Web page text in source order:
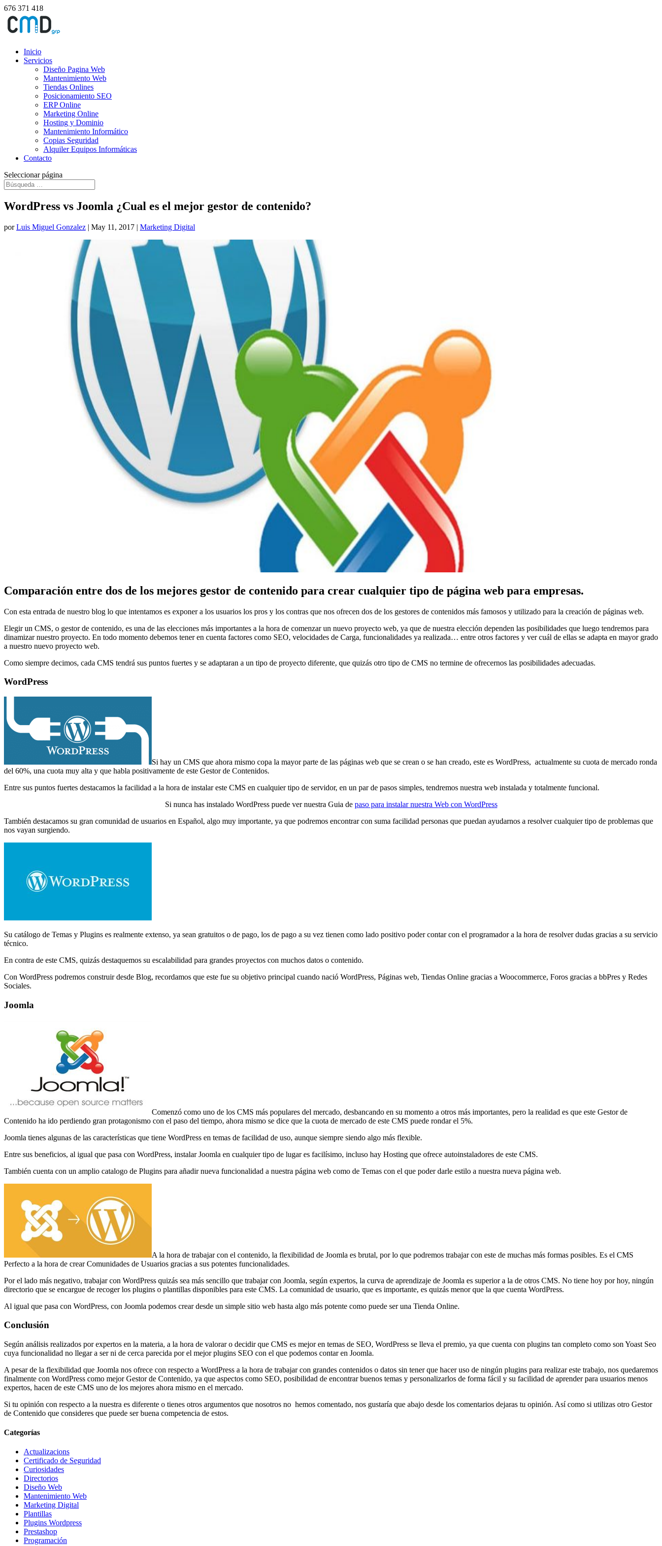
676 371 418
Inicio
Servicios
Diseño Pagina Web
Mantenimiento Web
Tiendas Onlines
Posicionamiento SEO
ERP Online
Marketing Online
Hosting y Dominio
Mantenimiento Informático
Copias Seguridad
Alquiler Equipos Informáticas
Contacto
Seleccionar página
WordPress vs Joomla ¿Cual es el mejor gestor de contenido?
porLuis Miguel Gonzalez | May 11, 2017 | Marketing Digital
Comparación entre dos de los mejores gestor de contenido para crear cualquier tipo de página web para empresas.
Con esta entrada de nuestro blog lo que intentamos es exponer a los usuarios los pros y los contras que nos ofrecen dos de los gestores de contenidos más famosos y utilizado para la creación de páginas web.
Elegir un CMS, o gestor de contenido, es una de las elecciones más importantes a la hora de comenzar un nuevo proyecto web, ya que de nuestra elección dependen las posibilidades que luego tendremos para
dinamizar nuestro proyecto. En todo momento debemos tener en cuenta factores como SEO, velocidades de Carga, funcionalidades ya realizada… entre otros factores y ver cuál de ellas se adapta en mayor grado
a nuestro nuevo proyecto web.
Como siempre decimos, cada CMS tendrá sus puntos fuertes y se adaptaran a un tipo de proyecto diferente, que quizás otro tipo de CMS no termine de ofrecernos las posibilidades adecuadas.
WordPress
Si hay un CMS que ahora mismo copa la mayor parte de las páginas web que se crean o se han creado, este es WordPress, actualmente su cuota de mercado ronda
del 60%, una cuota muy alta y que habla positivamente de este Gestor de Contenidos.
Entre sus puntos fuertes destacamos la facilidad a la hora de instalar este CMS en cualquier tipo de servidor, en un par de pasos simples, tendremos nuestra web instalada y totalmente funcional.
Si nunca has instalado WordPress puede ver nuestra Guia de paso para instalar nuestra Web con WordPress
También destacamos su gran comunidad de usuarios en Español, algo muy importante, ya que podremos encontrar con suma facilidad personas que puedan ayudarnos a resolver cualquier tipo de problemas que
nos vayan surgiendo.
Su catálogo de Temas y Plugins es realmente extenso, ya sean gratuitos o de pago, los de pago a su vez tienen como lado positivo poder contar con el programador a la hora de resolver dudas gracias a su servicio
técnico.
En contra de este CMS, quizás destaquemos su escalabilidad para grandes proyectos con muchos datos o contenido.
Con WordPress podremos construir desde Blog, recordamos que este fue su objetivo principal cuando nació WordPress, Páginas web, Tiendas Online gracias a Woocommerce, Foros gracias a bbPres y Redes
Sociales.
Joomla
Comenzó como uno de los CMS más populares del mercado, desbancando en su momento a otros más importantes, pero la realidad es que este Gestor de
Contenido ha ido perdiendo gran protagonismo con el paso del tiempo, ahora mismo se dice que la cuota de mercado de este CMS puede rondar el 5%.
Joomla tienes algunas de las características que tiene WordPress en temas de facilidad de uso, aunque siempre siendo algo más flexible.
Entre sus beneficios, al igual que pasa con WordPress, instalar Joomla en cualquier tipo de lugar es facilísimo, incluso hay Hosting que ofrece autoinstaladores de este CMS.
También cuenta con un amplio catalogo de Plugins para añadir nueva funcionalidad a nuestra página web como de Temas con el que poder darle estilo a nuestra nueva página web.
A la hora de trabajar con el contenido, la flexibilidad de Joomla es brutal, por lo que podremos trabajar con este de muchas más formas posibles. Es el CMS
Perfecto a la hora de crear Comunidades de Usuarios gracias a sus potentes funcionalidades.
Por el lado más negativo, trabajar con WordPress quizás sea más sencillo que trabajar con Joomla, según expertos, la curva de aprendizaje de Joomla es superior a la de otros CMS. No tiene hoy por hoy, ningún
directorio que se encargue de recoger los plugins o plantillas disponibles para este CMS. La comunidad de usuario, que es importante, es quizás menor que la que cuenta WordPress.
Al igual que pasa con WordPress, con Joomla podemos crear desde un simple sitio web hasta algo más potente como puede ser una Tienda Online.
Conclusión
Según análisis realizados por expertos en la materia, a la hora de valorar o decidir que CMS es mejor en temas de SEO, WordPress se lleva el premio, ya que cuenta con plugins tan completo como son Yoast Seo
cuya funcionalidad no llegar a ser ni de cerca parecida por el mejor plugins SEO con el que podemos contar en Joomla.
A pesar de la flexibilidad que Joomla nos ofrece con respecto a WordPress a la hora de trabajar con grandes contenidos o datos sin tener que hacer uso de ningún plugins para realizar este trabajo, nos quedaremos
finalmente con WordPress como mejor Gestor de Contenido, ya que aspectos como SEO, posibilidad de encontrar buenos temas y personalizarlos de forma fácil y su facilidad de aprender para usuarios menos
expertos, hacen de este CMS uno de los mejores ahora mismo en el mercado.
Si tu opinión con respecto a la nuestra es diferente o tienes otros argumentos que nosotros no hemos comentado, nos gustaría que abajo desde los comentarios dejaras tu opinión. Así como si utilizas otro Gestor
de Contenido que consideres que puede ser buena competencia de estos.
Categorías
Actualizacions
Certificado de Seguridad
Curiosidades
Directorios
Diseño Web
Mantenimiento Web
Marketing Digital
Plantillas
Plugins Wordpress
Prestashop
Programación